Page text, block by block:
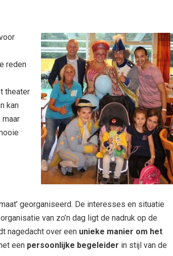
reden
theater
kan
maar
georganiseerd. De interesses en situatie
van zo’n dag ligt de nadruk op de
nagedacht over een unieke manier om het
een persoonlijke begeleider in stijl van de